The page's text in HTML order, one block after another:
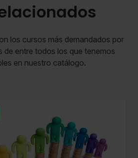
los cursos más demandados por
de entre todos los que tenemos
en nuestro catálogo.